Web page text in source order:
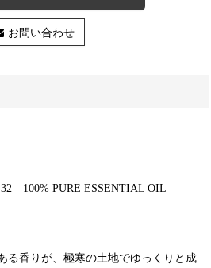
お問い合わせ
100% PURE ESSENTIAL OIL
る香りが、極寒の土地でゆっくりと成